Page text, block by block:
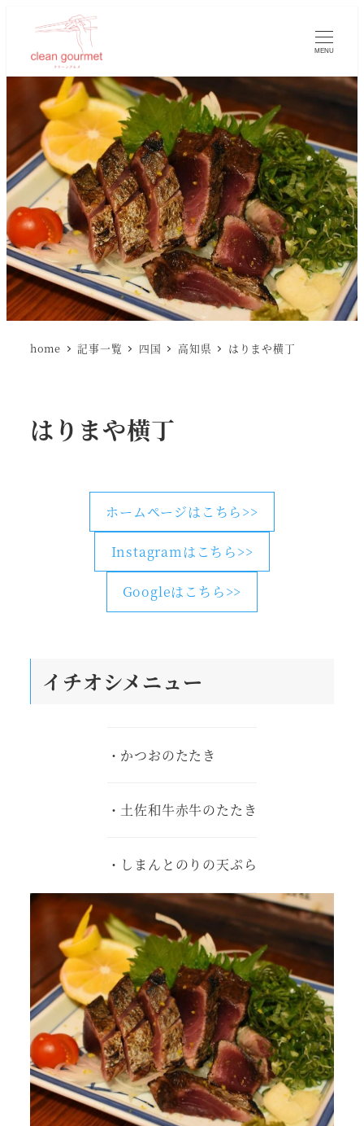
MENU
home 記事一覧 四国 高知県 はりまや横丁
はりまや横丁
ホームページはこちら>>
Instagramはこちら>>
Googleはこちら>>
イチオシメニュー
・かつおのたたき
・土佐和牛赤牛のたたき
・しまんとのりの天ぷら